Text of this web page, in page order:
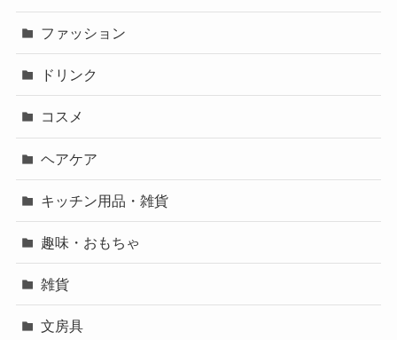
ファッション
ドリンク
コスメ
ヘアケア
キッチン用品・雑貨
趣味・おもちゃ
雑貨
文房具